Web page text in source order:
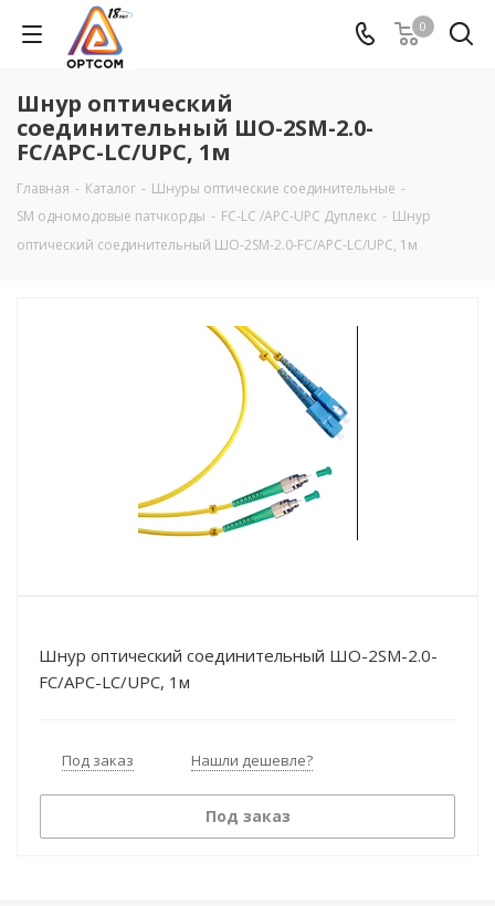
0
Шнур оптический
соединительный ШО-2SM-2.0-
FC/APC-LC/UPC, 1м
Главная - Каталог - Шнуры оптические соединительные -
SM одномодовые патчкорды - FC-LC /APC-UPC Дуплекс - Шнур
оптический соединительный ШО-2SM-2.0-FC/APC-LC/UPC, 1м
Шнур оптический соединительный ШО-2SM-2.0-
FC/APC-LC/UPC, 1м
Под заказ Нашли дешевле?
Под заказ